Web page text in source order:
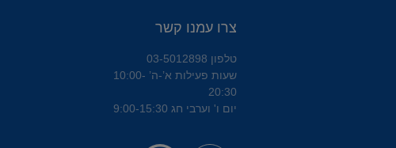
צרו עמנו קשר
טלפון 03-5012898
שעות פעילות א’-ה’ 10:00-
20:30
יום ו' וערבי חג 9:00-15:30